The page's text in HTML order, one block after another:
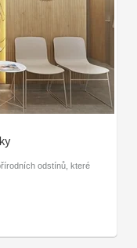
odstínů, které